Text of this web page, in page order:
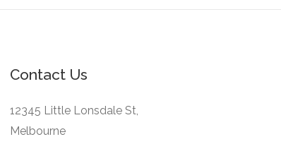
Contact Us
12345 Little Lonsdale St,
Melbourne